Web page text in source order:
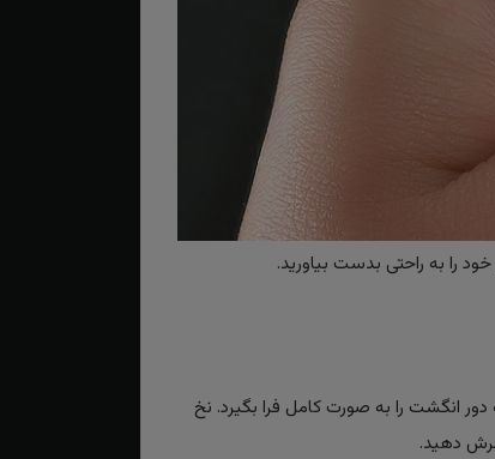
را به راحتی بدست بیاورید.
انگشت را به صورت کامل فرا بگیرد. نخ
برش دهید.